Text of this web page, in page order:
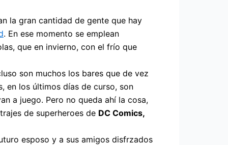
la gran cantidad de gente que hay
. En ese momento se emplean
que en invierno, con el frío que
son muchos los bares que de vez
en los últimos días de curso, son
a juego. Pero no queda ahí la cosa,
de superheroes de DC Comics,
esposo y a sus amigos disfrzados